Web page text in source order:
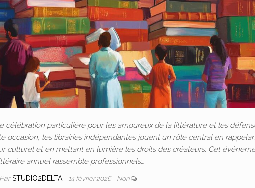
célébration particulière pour les amoureux de la littérature et les
occasion, les librairies indépendantes jouent un rôle central en
culturel et en mettant en lumière les droits des créateurs. Cet
annuel rassemble professionnels…
ParSTUDIO2DELTA 14 février 2026 Non